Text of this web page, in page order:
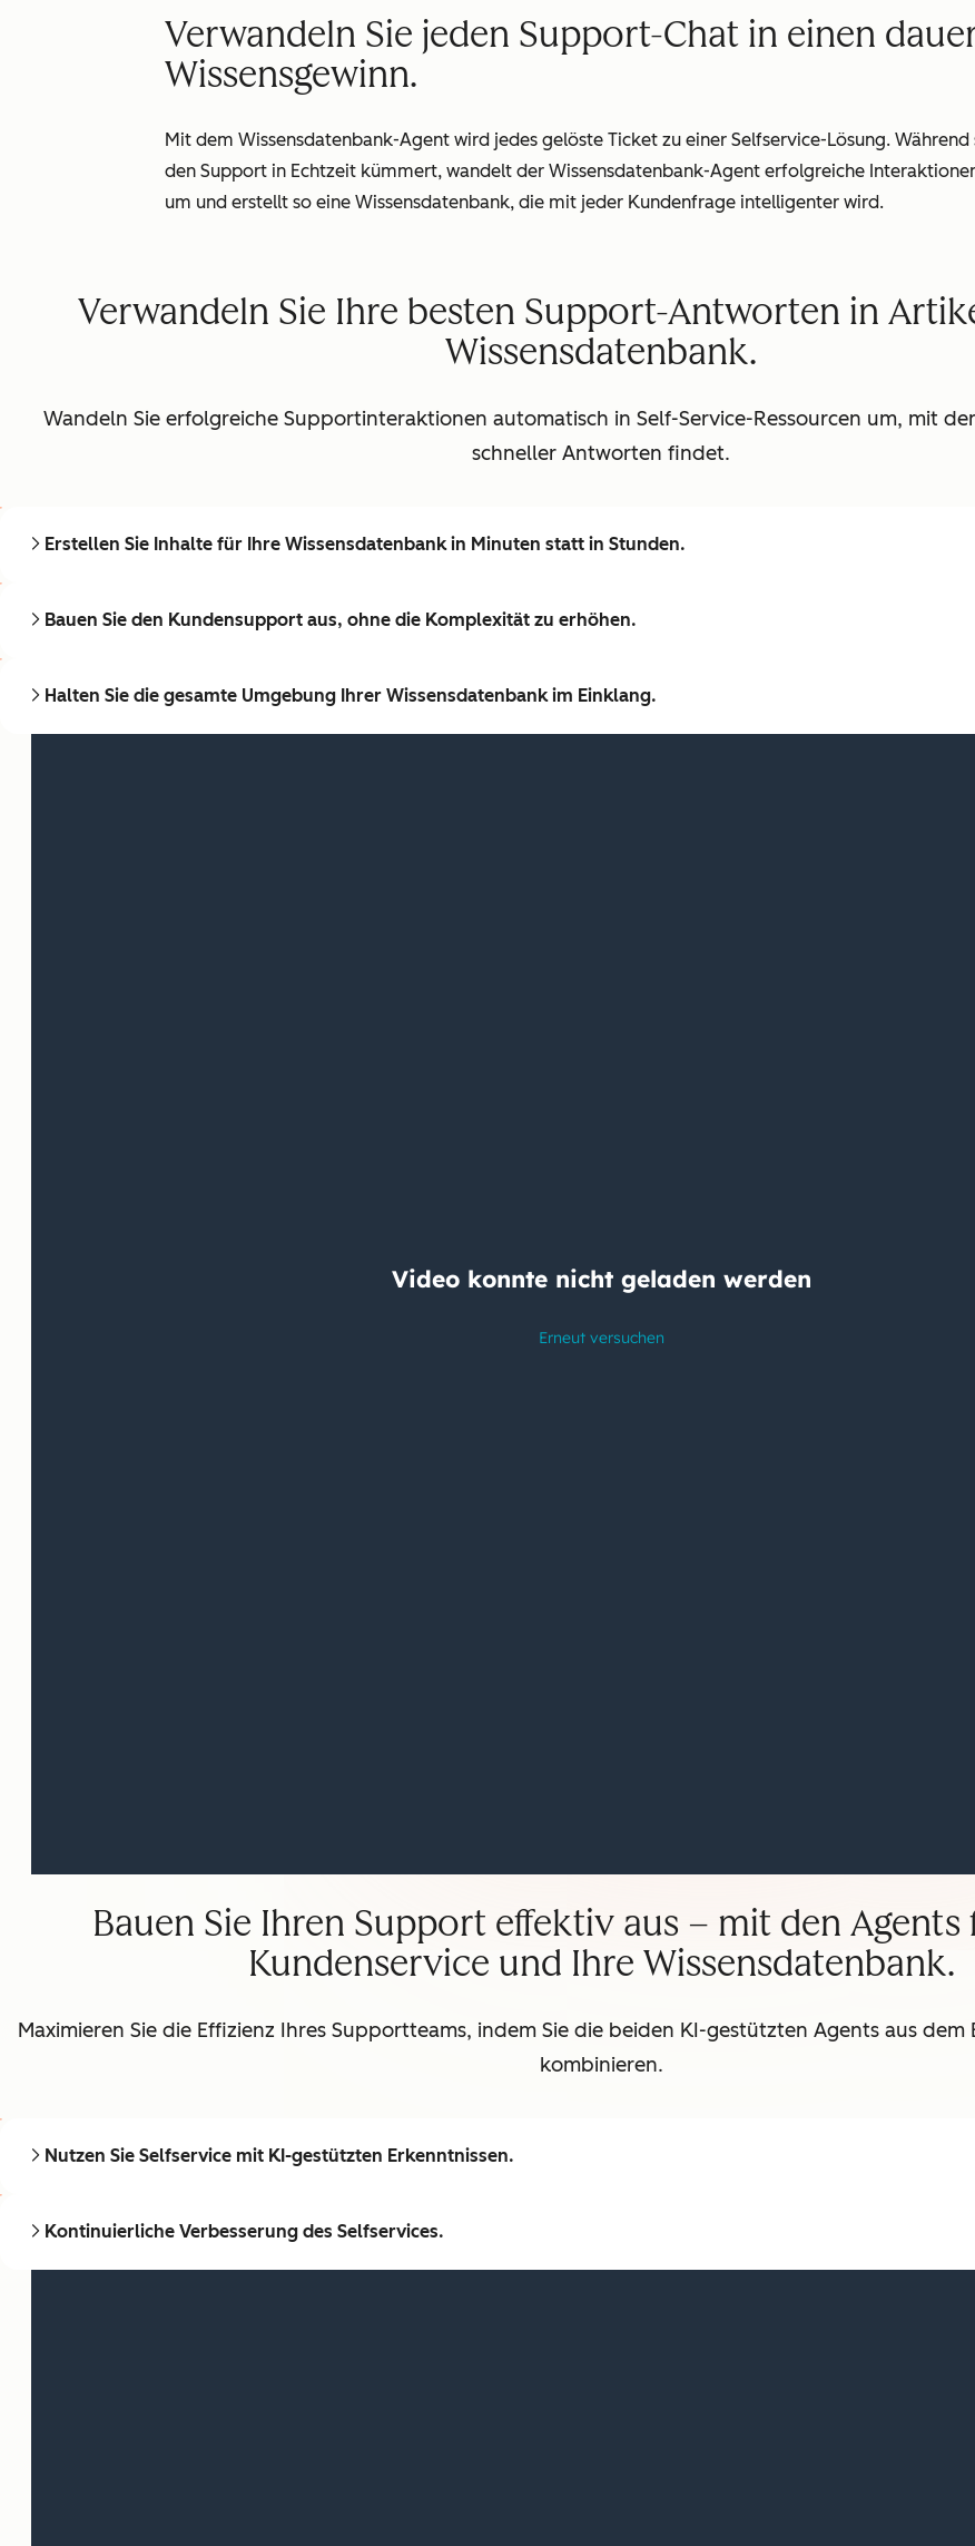
Verwandeln Sie jeden Support-Chat in einen
Wissensgewinn.
Mit dem Wissensdatenbank-Agent wird jedes gelöste Ticket zu einer Selfservice-Lösung.
den Support in Echtzeit kümmert, wandelt der Wissensdatenbank-Agent erfolgreiche
um und erstellt so eine Wissensdatenbank, die mit jeder Kundenfrage intelligenter wird.
Verwandeln Sie Ihre besten Support-Antworten in
Wissensdatenbank.
Wandeln Sie erfolgreiche Supportinteraktionen automatisch in Self-Service-Ressourcen um, mit
schneller Antworten findet.
Erstellen Sie Inhalte für Ihre Wissensdatenbank in Minuten statt in Stunden.
Bauen Sie den Kundensupport aus, ohne die Komplexität zu erhöhen.
Halten Sie die gesamte Umgebung Ihrer Wissensdatenbank im Einklang.
Bauen Sie Ihren Support effektiv aus – mit den
Kundenservice und Ihre Wissensdatenbank.
Maximieren Sie die Effizienz Ihres Supportteams, indem Sie die beiden KI-gestützten Agents aus dem
kombinieren.
Nutzen Sie Selfservice mit KI-gestützten Erkenntnissen.
Kontinuierliche Verbesserung des Selfservices.